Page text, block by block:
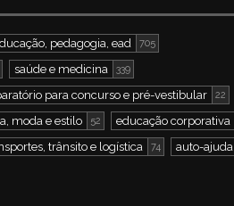
pedagogia, ead 705
saúde e medicina 339
para concurso e pré-vestibular 22
moda e estilo 52 educação corporativa
trânsito e logística 74 auto-ajuda